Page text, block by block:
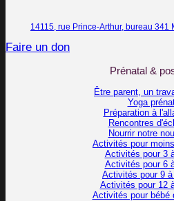
14115, rue Prince-Arthur, bureau
Faire un don
Prénatal &
Être parent, un
Yoga
Préparation à
Rencontres
Nourrir notre
Activités pour
Activités pour 3
Activités pour 6
Activités pour 9
Activités pour 12
Activités pour bébé